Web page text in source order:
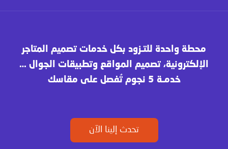
محطة واحدة للتـزود بكل خدمات تصميم المتاجر
الإلكترونية، تصميم المواقع وتطبيقات الجوال …
خدمـة 5 نجوم تُفصل على مقاسك
تحدث إلينا الآن